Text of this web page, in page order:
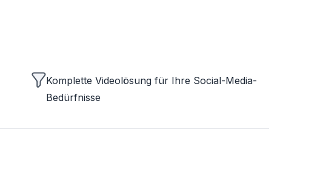
Komplette Videolösung für Ihre Social-Media-
Bedürfnisse